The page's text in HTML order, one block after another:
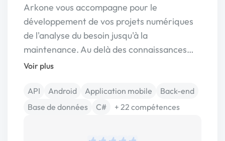
Arkone vous accompagne pour le
développement de vos projets numériques
de l'analyse du besoin jusqu'à la
maintenance. Au delà des connaissances…
Voir plus
API Android Application mobile
Back-end
Base de données
C# + 22 compétences